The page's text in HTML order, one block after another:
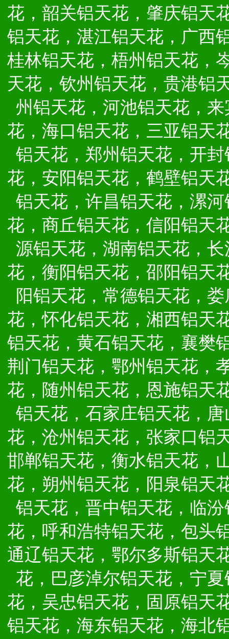
花，韶关铝天花，肇庆铝天
铝天花，湛江铝天花，广西
桂林铝天花，梧州铝天花，
天花，钦州铝天花，贵港铝
州铝天花，河池铝天花，
花，海口铝天花，三亚铝天
铝天花，郑州铝天花，开
花，安阳铝天花，鹤壁铝天
铝天花，许昌铝天花，漯
花，商丘铝天花，信阳铝天
源铝天花，湖南铝天花，
花，衡阳铝天花，邵阳铝天
阳铝天花，常德铝天花，
花，怀化铝天花，湘西铝天
铝天花，黄石铝天花，襄樊
荆门铝天花，鄂州铝天花，
花，随州铝天花，恩施铝天
铝天花，石家庄铝天花，
花，沧州铝天花，张家口铝
邯郸铝天花，衡水铝天花，
花，朔州铝天花，阳泉铝天
铝天花，晋中铝天花，临
花，呼和浩特铝天花，包头
通辽铝天花，鄂尔多斯铝天
花，巴彦淖尔铝天花，宁
花，吴忠铝天花，固原铝天
铝天花，海东铝天花，海北